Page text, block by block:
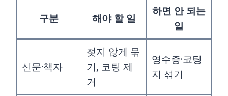
구분 해야 할 일 하면 안 되는
일
신문·책자
젖지 않게 묶
기, 코팅 제
거
영수증·코팅
지 섞기